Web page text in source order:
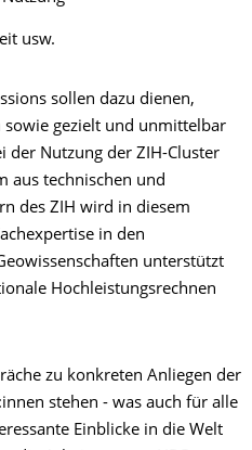
usw.
sollen dazu dienen,
sowie gezielt und unmittelbar
der Nutzung der ZIH-Cluster
aus technischen und
des ZIH wird in diesem
in den
unterstützt
Hochleistungsrechnen
zu konkreten Anliegen der
stehen - was auch für alle
Einblicke in die Welt